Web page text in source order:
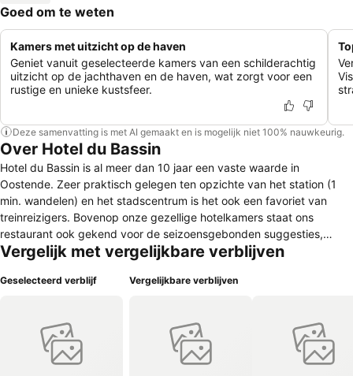
Goed om te weten
Kamers met uitzicht op de haven
Geniet vanuit geselecteerde kamers van een schilderachtig
uitzicht op de jachthaven en de haven, wat zorgt voor een
rustige en unieke kustsfeer.
Deze samenvatting is met AI gemaakt en is mogelijk niet 100% nauwkeurig.
Over Hotel du Bassin
Hotel du Bassin is al meer dan 10 jaar een vaste waarde in
Oostende. Zeer praktisch gelegen ten opzichte van het station (1
min. wandelen) en het stadscentrum is het ook een favoriet van
treinreizigers. Bovenop onze gezellige hotelkamers staat ons
restaurant ook gekend voor de seizoensgebonden suggesties,
lekkere gerechten met Noordzeevis en voor het zonnig terras waar
Vergelijk met vergelijkbare verblijven
Geselecteerd verblijf Vergelijkbare verblijven